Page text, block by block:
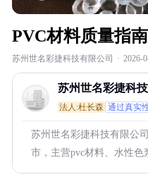
PVC材料质量指南
苏州世名彩捷科技有限公司 · 2026-
苏州世名彩捷科
法人:杜长森 通过真实
苏州世名彩捷科技有限公
市，主营pvc材料、水性色